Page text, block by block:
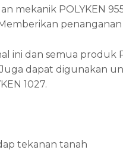
mekanik POLYKEN
ini dan semua
dapat digunakan
1027.
tekanan tanah